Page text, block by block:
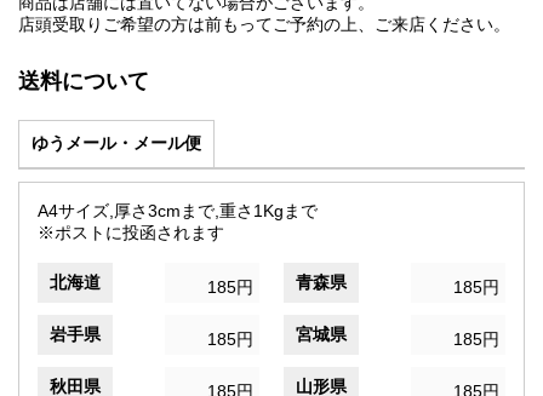
店頭受取りご希望の方は前もってご予約の上、ご来店ください。
送料について
ゆうメール・メール便
A4サイズ,厚さ3cmまで,重さ1Kgまで
※ポストに投函されます
北海道 185円 青森県 185円
岩手県 185円 宮城県 185円
秋田県 185円 山形県 185円